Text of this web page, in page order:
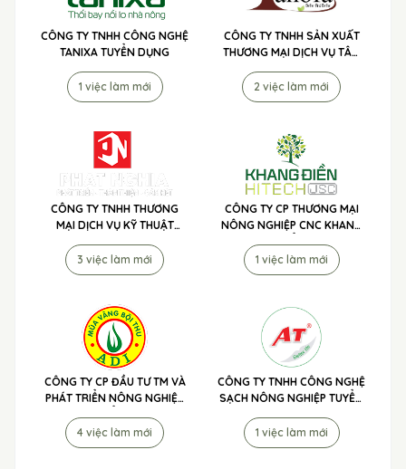
CÔNG TY TNHH CÔNG NGHỆ
TANIXA TUYỂN DỤNG
1 việc làm mới
CÔNG TY TNHH SẢN XUẤT
THƯƠNG MẠI DỊCH VỤ TÂN
NÔNG PHÁT - PHÂN BÓN 3
TỐT TUYỂN DỤNG
2 việc làm mới
CÔNG TY TNHH THƯƠNG
MẠI DỊCH VỤ KỸ THUẬT
NÔNG NGHIỆP PHÁT NGHĨA
TUYỂN DỤNG
3 việc làm mới
CÔNG TY CP THƯƠNG MẠI
NÔNG NGHIỆP CNC KHANG
ĐIỀN TUYỂN DỤNG
1 việc làm mới
CÔNG TY CP ĐẦU TƯ TM VÀ
PHÁT TRIỂN NÔNG NGHIỆP
ADI TUYỂN DỤNG
4 việc làm mới
CÔNG TY TNHH CÔNG NGHỆ
SẠCH NÔNG NGHIỆP TUYỂN
DỤNG
1 việc làm mới